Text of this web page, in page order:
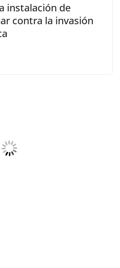
instalación de
contra la invasión